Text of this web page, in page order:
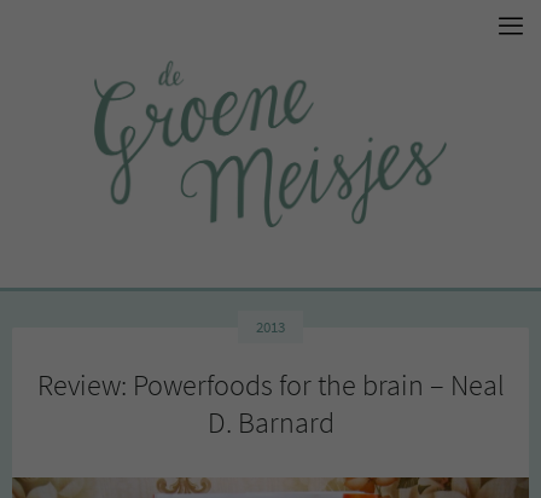
2013
Review: Powerfoods for the brain – Neal
D. Barnard